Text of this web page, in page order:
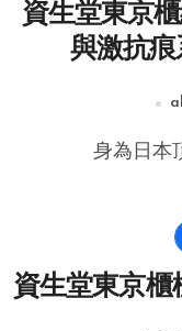
資生堂東京
與激抗
身為日
資生堂東京櫃